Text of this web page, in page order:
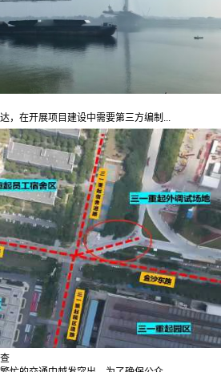
，在开展项目建设中需要第三方编制...